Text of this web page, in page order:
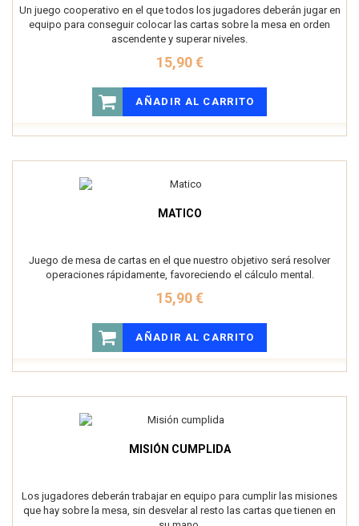
Un juego cooperativo en el que todos los jugadores deberán jugar en
equipo para conseguir colocar las cartas sobre la mesa en orden
ascendente y superar niveles.
15,90 €
AÑADIR AL CARRITO
MATICO
Juego de mesa de cartas en el que nuestro objetivo será resolver
operaciones rápidamente, favoreciendo el cálculo mental.
15,90 €
AÑADIR AL CARRITO
MISIÓN CUMPLIDA
Los jugadores deberán trabajar en equipo para cumplir las misiones
que hay sobre la mesa, sin desvelar al resto las cartas que tienen en